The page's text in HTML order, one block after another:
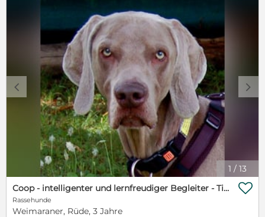
nicht alle Menschen gut mit ihm meinen. Deshalb
sollte sein neuer Besitzer jemand mit
Hundeverstand und stabil sein und ihm mit Geduld
die nötige Zeit lassen, Vertrauen zu fassen und an die
Liebe seiner Menschen zu glauben. Futter und auch
manche Spielsachen sieht er als seinen persönlichen
Besitz an und würde es auch verteidigen. Deshalb
sollten in seinem neuen Zuhause keine Kinder oder
andere Hunde vorhanden sein. Kontakt: Carmen
Baur (Vorsitzende) 0171-5307237
1 / 13
c d
Coop - intelligenter und lernfreudiger Begleiter - Tierhilfe Franken e.V.
Rassehunde
Weimaraner, Rüde, 3 Jahre
